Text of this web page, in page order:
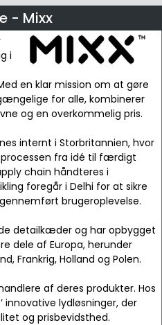
- Mixx
i
en klar mission om at gøre
for alle, kombinerer
og en overkommelig pris.
internt i Storbritannien, hvor
fra idé til færdigt
chain håndteres i
foregår i Delhi for at sikre
brugeroplevelse.
detailkæder og har opbygget
dele af Europa, herunder
Frankrig, Holland og Polen.
af deres produkter. Hos
innovative lydløsninger, der
og prisbevidsthed.